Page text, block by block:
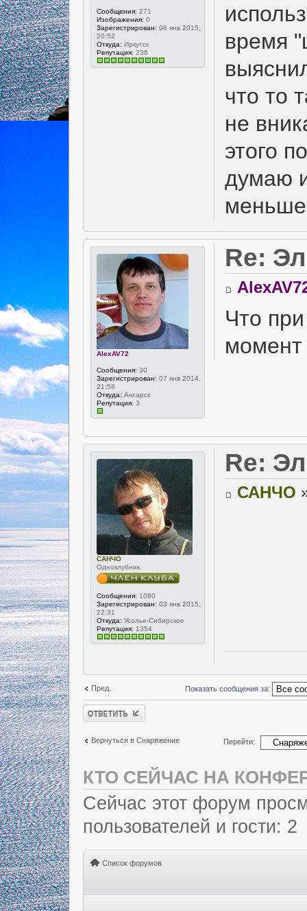
Сообщения: 271
Изображения: 0
Зарегистрирован: 06 янв 2015,
20:52
Откуда: Иркутск
Репутация: 236
время
что то
не
этого
думаю
AlexAV72
Сообщения: 30
Зарегистрирован: 07 янв 2014,
21:58
Откуда: Ангарск
Репутация: 3
Re:
Что
момент
САНЧО
Одноклубник
Сообщения: 1080
Зарегистрирован: 03 янв 2015,
22:31
Откуда: Усолье-Сибирское
Репутация: 1354
Re:
САНЧО
Пред. Показать сообщения за:
Ответить
Вернуться в Снаряжение Перейти:
КТО СЕЙЧАС НА
Сейчас этот форум
пользователей и гости: 2
Список форумов